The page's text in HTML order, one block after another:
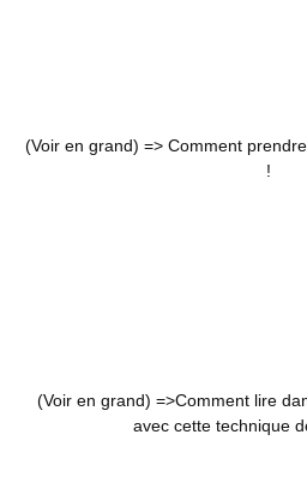
(Voir en grand) => Comment
!
(Voir en grand) =>Comment lire
avec cette technique